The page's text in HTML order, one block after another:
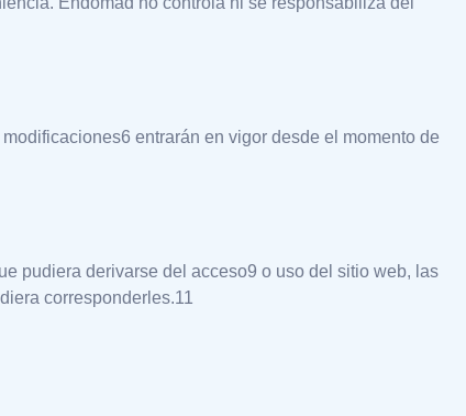
entrarán en vigor desde el momento de
pudiera derivarse del acceso9 o uso del sitio web, las
corresponderles.11